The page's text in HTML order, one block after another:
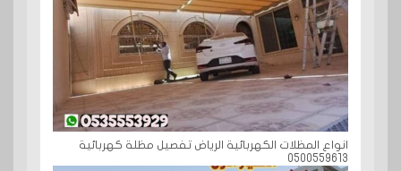
انواع المظلات الكهربائية الرياض تفصيل مظلة كهربائية
0500559613